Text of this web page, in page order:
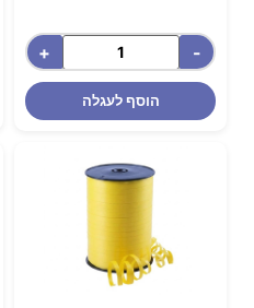
-
+
הוסף לעגלה